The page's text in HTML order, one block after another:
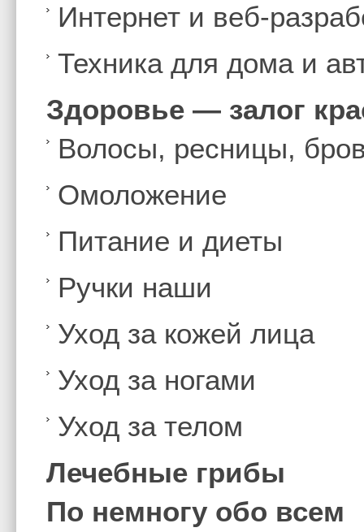
Интернет и веб-
Техника для дома и
Здоровье — залог
Волосы, ресницы,
Омоложение
Питание и диеты
Ручки наши
Уход за кожей лица
Уход за ногами
Уход за телом
Лечебные грибы
По немногу обо всем